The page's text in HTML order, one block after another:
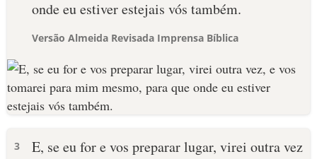
onde eu estiver estejais vós também.
Versão Almeida Revisada Imprensa Bíblica
3
E, se eu for e vos preparar lugar, virei outra vez